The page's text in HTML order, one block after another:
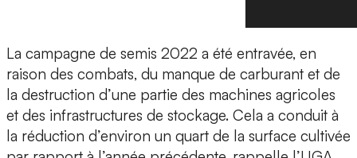
La campagne de semis 2022 a été entravée, en
raison des combats, du manque de carburant et de
la destruction d’une partie des machines agricoles
et des infrastructures de stockage. Cela a conduit à
la réduction d’environ un quart de la surface cultivée